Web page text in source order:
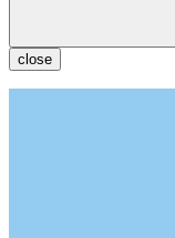
close